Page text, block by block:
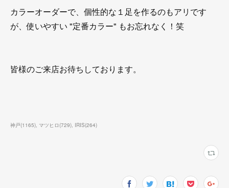
カラーオーダーで、個性的な１足を作るのもアリです
が、使いやすい "定番カラー" もお忘れなく！笑
皆様のご来店お待ちしております。
神戸(1165) マツヒロ(729) IRIS(264)